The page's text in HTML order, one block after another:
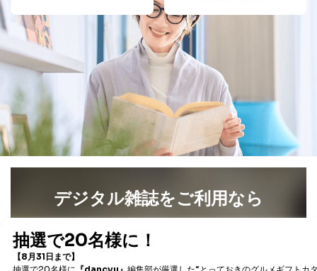
デジタル雑誌をご利用なら
書籍）が無料で読み放題！